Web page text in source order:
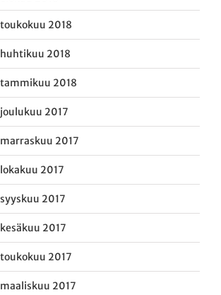
toukokuu 2018
huhtikuu 2018
tammikuu 2018
joulukuu 2017
marraskuu 2017
lokakuu 2017
syyskuu 2017
kesäkuu 2017
toukokuu 2017
maaliskuu 2017